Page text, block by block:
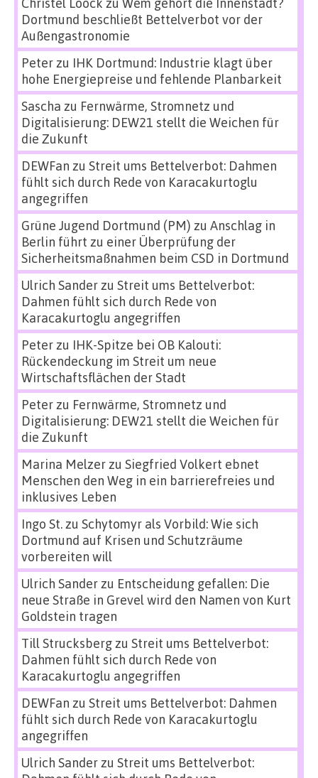
Dortmund beschließt Bettelverbot vor der
Außengastronomie
Peterzu IHK Dortmund: Industrie klagt über
hohe Energiepreise und fehlende Planbarkeit
Sascha zu Fernwärme, Stromnetz und
Digitalisierung: DEW21 stellt die Weichen für
die Zukunft
DEWFan zu Streit ums Bettelverbot: Dahmen
fühlt sich durch Rede von Karacakurtoglu
angegriffen
Grüne Jugend Dortmund (PM) zu Anschlag in
Berlin führt zu einer Überprüfung der
Sicherheitsmaßnahmen beim CSD in Dortmund
Ulrich Sanderzu Streit ums Bettelverbot:
Dahmen fühlt sich durch Rede von
Karacakurtoglu angegriffen
Peterzu IHK-Spitze bei OB Kalouti:
Rückendeckung im Streit um neue
Wirtschaftsflächen der Stadt
Peterzu Fernwärme, Stromnetz und
Digitalisierung: DEW21 stellt die Weichen für
die Zukunft
Marina Melzerzu Siegfried Volkert ebnet
Menschen den Weg in ein barrierefreies und
inklusives Leben
Ingo St.zu Schytomyr als Vorbild: Wie sich
Dortmund auf Krisen und Schutzräume
vorbereiten will
Ulrich Sanderzu Entscheidung gefallen: Die
neue Straße in Grevel wird den Namen von Kurt
Goldstein tragen
Till Strucksbergzu Streit ums Bettelverbot:
Dahmen fühlt sich durch Rede von
Karacakurtoglu angegriffen
DEWFan zu Streit ums Bettelverbot: Dahmen
fühlt sich durch Rede von Karacakurtoglu
angegriffen
Ulrich Sanderzu Streit ums Bettelverbot: